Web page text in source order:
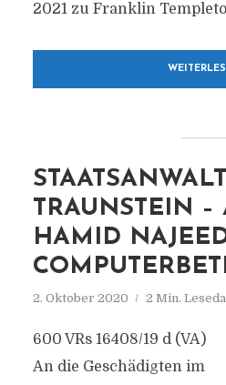
2021 zu Franklin
TRAUNSTEIN –
HAMID
2. Oktober 2020 2 Min.
600 VRs 16408/19 d (VA)
An die Geschädigten im